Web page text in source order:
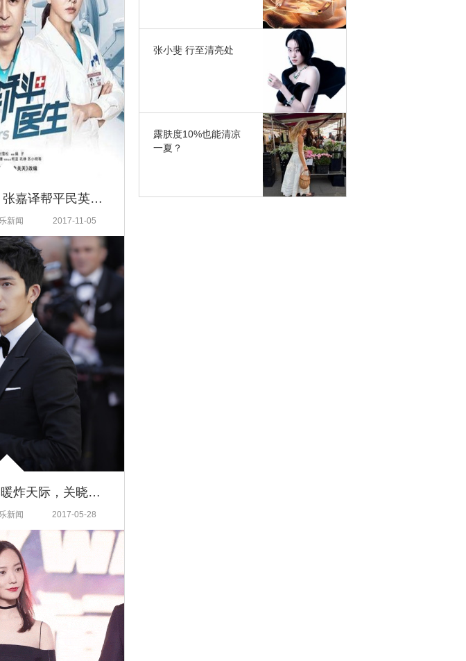
王珞丹救了小偷，张嘉译帮平民英雄接未婚妻，这一次医疗电视剧可不止在谈恋爱
新闻 2017-11-05
芭姐日常 | 井柏然暖炸天际，关晓彤超敬业，戛纳之行值回票价
新闻 2017-05-28
张小斐 行至清亮处
露肤度10%也能清凉
一夏？